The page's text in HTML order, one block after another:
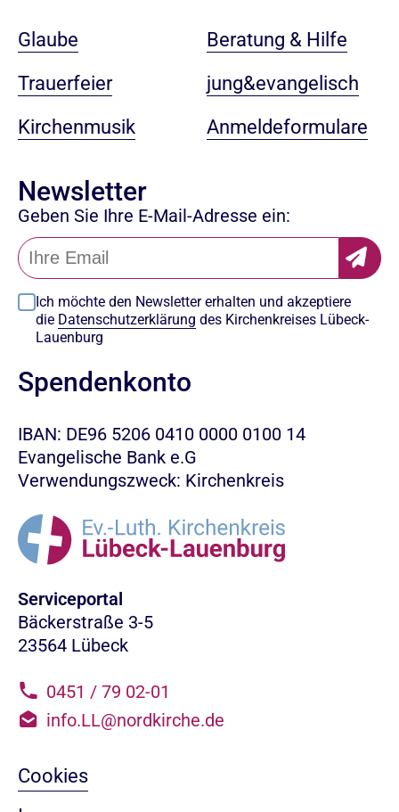
Glaube
Trauerfeier
Kirchenmusik
Beratung & Hilfe
jung&evangelisch
Anmeldeformulare
Newsletter
Geben Sie Ihre E-Mail-Adresse ein:
Ich möchte den Newsletter erhalten und akzeptiere
die Datenschutzerklärung des Kirchenkreises Lübeck-
Lauenburg
Spendenkonto
IBAN: DE96 5206 0410 0000 0100 14
Evangelische Bank e.G
Verwendungszweck: Kirchenkreis
Serviceportal
Bäckerstraße 3-5
23564 Lübeck
0451 / 79 02-01
info.LL@nordkirche.de
Cookies